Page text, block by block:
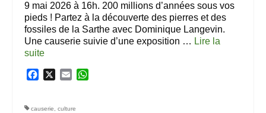
9 mai 2026 à 16h. 200 millions d’années sous vos
pieds ! Partez à la découverte des pierres et des
fossiles de la Sarthe avec Dominique Langevin.
Une causerie suivie d’une exposition … Lire la
suite­­
FacebookEmail
causerie culture